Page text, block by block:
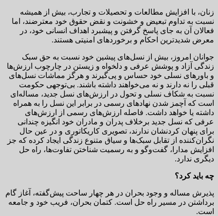
زنان، با افزایش مطالعات و تحصیلات و تجارب، بیش از همیشه
نسبت به تداوم تبعیض و خشونت و نقض حقوق خود معترضند، اما
فعالان آن به جای پاسخ گرفتن و پیشبرد اهداف انسانی خود، در
معرض شدیدترین احکام و برخوردهای امنیتی هستند.
جوانان امروز، بیش از نسل‌های پیشین خود نسبت به حق سبک
زندگی آزاد و پوشش عرفی و دلخواه و زیستن در چارچوب ارزش‌ها
و باورهای نسلی خود حساس و پی‌گیرند و هرگز مماشات نسل‌های
قبلی را نه دارند و نه می‌خواهند داشته باشند. بی‌توجهی حکومت
نسبت به شکاف نسلی و تحول در ارزش‌های نسل جدید، مساله‌ای
است که آچمز شدن نهادهای رسمی در برابر این نسل را به همراه
داشته یا خواهد داشت. فاصله ارزش‌های رسمی از ارزش‌های
عرفی که نسل جدید برخلاف پدران و مادران خود انگیزه چندانی
برای پنهان کردنشان ندارند، تصویری کاریکاتوری و در عین حال
نگران‌کننده از تقابل سبک‌ها و سیاق متنوع زندگی ایجاد کرده که جز
افزایش مدارا، گفت‌وگو و به رسمیت شناختن تفاوت‌ها، راه حل
دیگری ندارد.
چه باید کرد؟
پذیرش مساله و وجود بحران در هر چهار ساحت پیش‌گفته، آغاز گام
برداشتن در مسیر راه حل است. کتمان بحران، فریب خود و جامعه
است.